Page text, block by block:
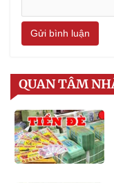
Gửi bình luận
QUAN TÂM